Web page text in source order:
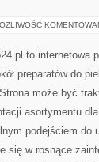
to internetowa
preparatów do
może być
asortymentu
podejściem do
się w rosnące